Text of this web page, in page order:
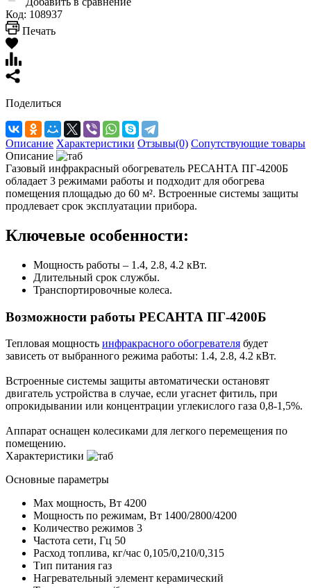
Код: 108937
Печать
Поделиться
Описание Характеристики Отзывы(0) Сопутствующие товары
Описание
Газовый инфракрасный обогреватель РЕСАНТА ПГ-4200Б
обладает 3 режимами работы и подходит для обогрева
помещения площадью до 60 м². Встроенные системы защиты
продлевает срок эксплуатации прибора.
Ключевые особенности:
Мощность работы – 1.4, 2.8, 4.2 кВт.
Длительный срок службы.
Транспортировочные колеса.
Возможности работы РЕСАНТА ПГ-4200Б
Тепловая мощность инфракрасного обогревателя будет
зависеть от выбранного режима работы: 1.4, 2.8, 4.2 кВт.
Встроенные системы защиты автоматически остановят
двигатель устройства в случае, если угаснет фитиль, при
опрокидывании или концентрации углекислого газа 0,8-1,5%.
Аппарат оснащен колесиками для легкого перемещения по
помещению.
Характеристики
Основные параметры
Max мощность, Вт 4200
Мощность по режимам, Вт 1400/2800/4200
Количество режимов 3
Частота сети, Гц 50
Расход топлива, кг/час 0,105/0,210/0,315
Тип питания газ
Нагревательный элемент керамический